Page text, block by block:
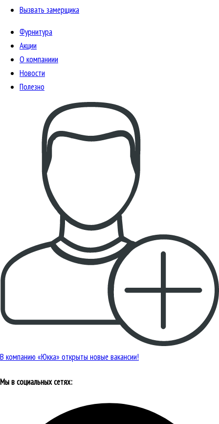
Вызвать замерщика
Фурнитура
Акции
О компаниии
Новости
Полезно
В компанию «Юкка» открыты новые вакансии!
Мы в социальных сетях: